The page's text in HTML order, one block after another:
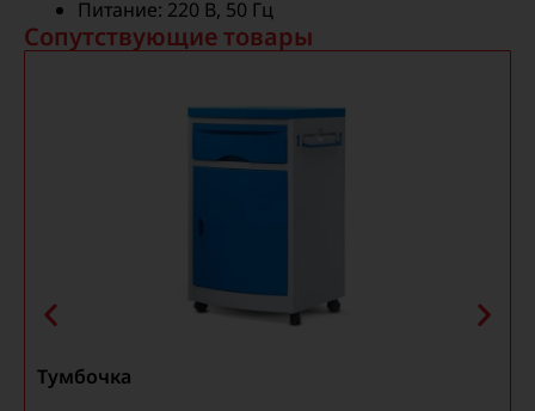
Питание: 220 В, 50 Гц
Сопутствующие товары
Тумбочка